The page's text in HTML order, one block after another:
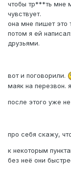
чтобы тр***ть мне
чувствует.
она мне пишет это
потом я ей
друзьями.
вот и поговорили.
маяк на перезвон.
после этого уже
про себя скажу,
к некоторым
без неё они